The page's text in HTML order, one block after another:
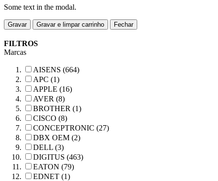
Some text in the modal.
Gravar Gravar e limpar carrinho Fechar
FILTROS
Marcas
AISENS (664)
APC (1)
APPLE (16)
AVER (8)
BROTHER (1)
CISCO (8)
CONCEPTRONIC (27)
DBX OEM (2)
DELL (3)
DIGITUS (463)
EATON (79)
EDNET (1)